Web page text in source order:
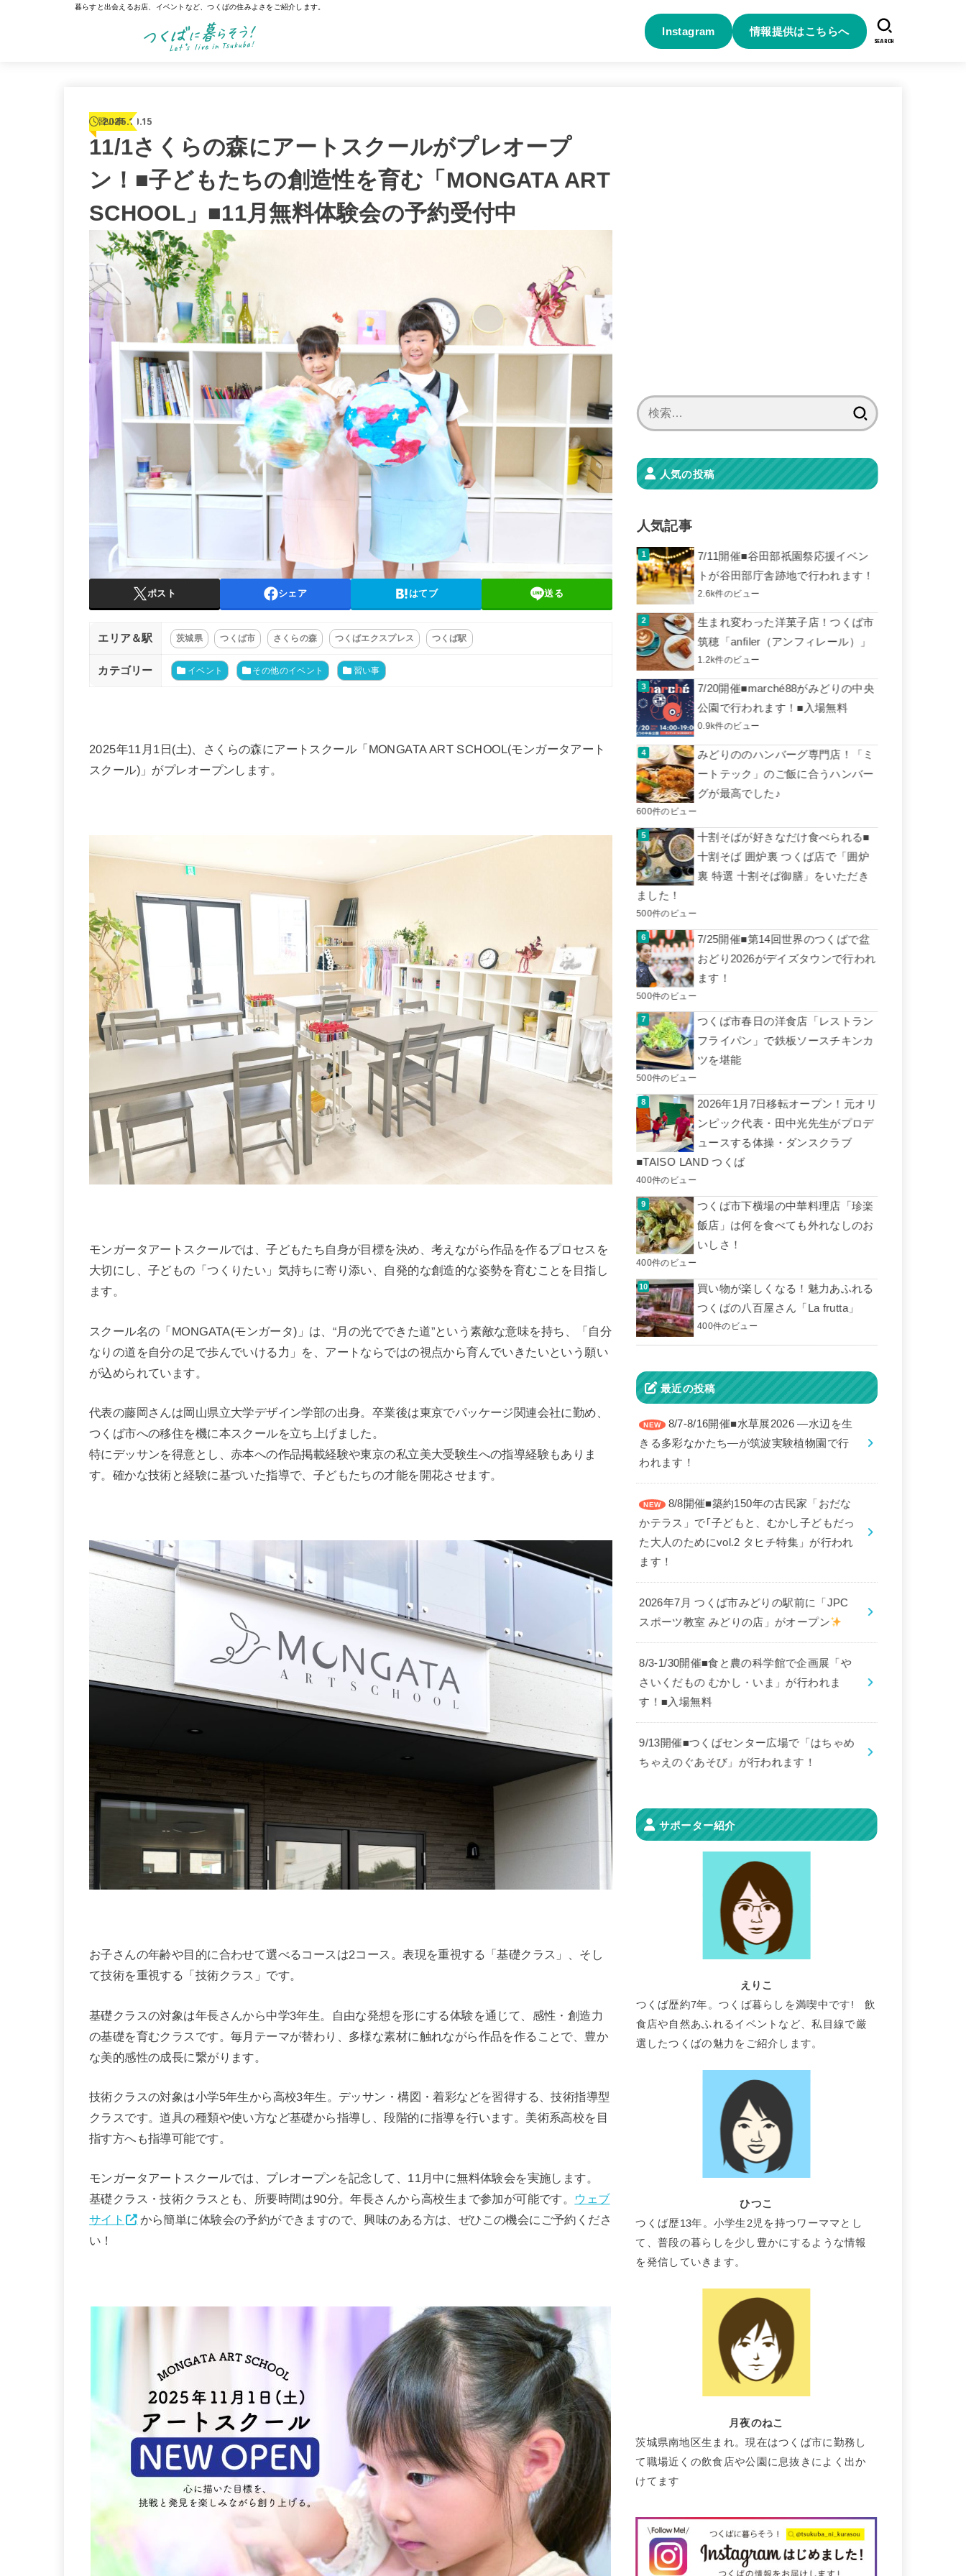
暮らすと出会えるお店、イベントなど、つくばの住みよさをご紹介します。
Instagram 情報提供はこちらへ
SEARCH
習い事
2025.10.15
11/1さくらの森にアートスクールがプレオープ
ン！■子どもたちの創造性を育む「MONGATA ART
SCHOOL」■11月無料体験会の予約受付中
ポスト シェア はてブ 送る
エリア＆駅 茨城県 つくば市 さくらの森 つくばエクスプレス つくば駅
カテゴリー イベント その他のイベント 習い事
2025年11月1日(土)、さくらの森にアートスクール「MONGATA ART SCHOOL(モンガータアート
スクール)」がプレオープンします。
モンガータアートスクールでは、子どもたち自身が目標を決め、考えながら作品を作るプロセスを
大切にし、子どもの「つくりたい」気持ちに寄り添い、自発的な創造的な姿勢を育むことを目指し
ます。
スクール名の「MONGATA(モンガータ)」は、“月の光でできた道”という素敵な意味を持ち、「自分
なりの道を自分の足で歩んでいける力」を、アートならではの視点から育んでいきたいという願い
が込められています。
代表の藤岡さんは岡山県立大学デザイン学部の出身。卒業後は東京でパッケージ関連会社に勤め、
つくば市への移住を機に本スクールを立ち上げました。
特にデッサンを得意とし、赤本への作品掲載経験や東京の私立美大受験生への指導経験もありま
す。確かな技術と経験に基づいた指導で、子どもたちの才能を開花させます。
お子さんの年齢や目的に合わせて選べるコースは2コース。表現を重視する「基礎クラス」、そし
て技術を重視する「技術クラス」です。
基礎クラスの対象は年長さんから中学3年生。自由な発想を形にする体験を通じて、感性・創造力
の基礎を育むクラスです。毎月テーマが替わり、多様な素材に触れながら作品を作ることで、豊か
な美的感性の成長に繋がります。
技術クラスの対象は小学5年生から高校3年生。デッサン・構図・着彩などを習得する、技術指導型
クラスです。道具の種類や使い方など基礎から指導し、段階的に指導を行います。美術系高校を目
指す方へも指導可能です。
モンガータアートスクールでは、プレオープンを記念して、11月中に無料体験会を実施します。
基礎クラス・技術クラスとも、所要時間は90分。年長さんから高校生まで参加が可能です。 ウェブ
サイト から簡単に体験会の予約ができますので、興味のある方は、ぜひこの機会にご予約くださ
い！
人気の投稿
人気記事
7/11開催■谷田部祇園祭応援イベン
トが谷田部庁舎跡地で行われます！
2.6k件のビュー
生まれ変わった洋菓子店！つくば市
筑穂「anfiler（アンフィレール）」
1.2k件のビュー
7/20開催■marché88がみどりの中央
公園で行われます！■入場無料
0.9k件のビュー
みどりののハンバーグ専門店！「ミ
ートテック」のご飯に合うハンバー
グが最高でした♪
600件のビュー
十割そばが好きなだけ食べられる■
十割そば 囲炉裏 つくば店で「囲炉
裏 特選 十割そば御膳」をいただき
ました！
500件のビュー
7/25開催■第14回世界のつくばで盆
おどり2026がデイズタウンで行われ
ます！
500件のビュー
つくば市春日の洋食店「レストラン
フライパン」で鉄板ソースチキンカ
ツを堪能
500件のビュー
2026年1月7日移転オープン！元オリ
ンピック代表・田中光先生がプロデ
ュースする体操・ダンスクラブ
■TAISO LAND つくば
400件のビュー
つくば市下横場の中華料理店「珍楽
飯店」は何を食べても外れなしのお
いしさ！
400件のビュー
買い物が楽しくなる！魅力あふれる
つくばの八百屋さん「La frutta」
400件のビュー
最近の投稿
8/7-8/16開催■水草展2026 ―水辺を生
きる多彩なかたち―が筑波実験植物園で行
われます！
8/8開催■築約150年の古民家「おだな
かテラス」で｢子どもと、むかし子どもだっ
た大人のためにvol.2 タヒチ特集」が行われ
ます！
2026年7月 つくば市みどりの駅前に「JPC
スポーツ教室 みどりの店」がオープン
8/3-1/30開催■食と農の科学館で企画展「や
さいくだもの むかし・いま」が行われま
す！■入場無料
9/13開催■つくばセンター広場で「はちゃめ
ちゃえのぐあそび」が行われます！
サポーター紹介
えりこ
つくば歴約7年。つくば暮らしを満喫中です! 飲
食店や自然あふれるイベントなど、私目線で厳
選したつくばの魅力をご紹介します。
ひつこ
つくば歴13年。小学生2児を持つワーママとし
て、普段の暮らしを少し豊かにするような情報
を発信していきます。
月夜のねこ
茨城県南地区生まれ。現在はつくば市に勤務し
て職場近くの飲食店や公園に息抜きによく出か
けてます